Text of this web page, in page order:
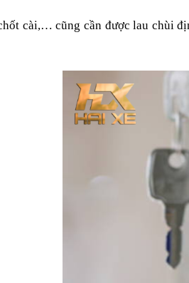
cài,… cũng cần được lau chùi